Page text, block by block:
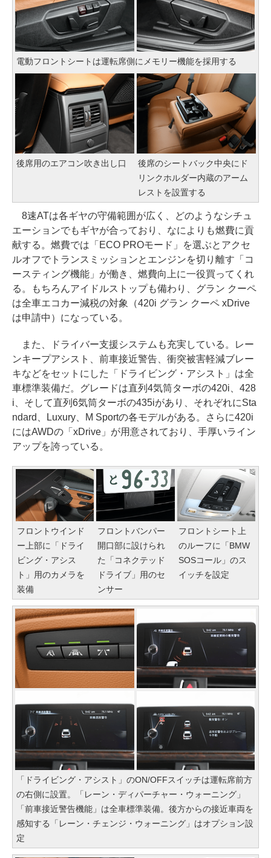
電動フロントシートは運転席側にメモリー機能を採用する
後席用のエアコン吹き出し口
後席のシートバック中央にド
リンクホルダー内蔵のアーム
レストを設置する
8速ATは各ギヤの守備範囲が広く、どのようなシチュ
エーションでもギヤが合っており、なによりも燃費に貢
献する。燃費では「ECO PROモード」を選ぶとアクセ
ルオフでトランスミッションとエンジンを切り離す「コ
ースティング機能」が働き、燃費向上に一役買ってくれ
る。もちろんアイドルストップも備わり、グラン クーペ
は全車エコカー減税の対象（420i グラン クーペ xDrive
は申請中）になっている。
また、ドライバー支援システムも充実している。レー
ンキープアシスト、前車接近警告、衝突被害軽減ブレー
キなどをセットにした「ドライビング・アシスト」は全
車標準装備だ。グレードは直列4気筒ターボの420i、428
i、そして直列6気筒ターボの435iがあり、それぞれにSta
ndard、Luxury、M Sportの各モデルがある。さらに420i
にはAWDの「xDrive」が用意されており、手厚いライン
アップを誇っている。
フロントウインド
ー上部に「ドライ
ビング・アシス
ト」用のカメラを
装備
フロントバンパー
開口部に設けられ
た「コネクテッド
ドライブ」用のセ
ンサー
フロントシート上
のルーフに「BMW
SOSコール」のス
イッチを設定
「ドライビング・アシスト」のON/OFFスイッチは運転席前方
の右側に設置。「レーン・ディパーチャー・ウォーニング」
「前車接近警告機能」は全車標準装備。後方からの接近車両を
感知する「レーン・チェンジ・ウォーニング」はオプション設
定